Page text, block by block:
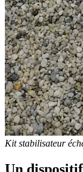
Kit stabilisateur
Un